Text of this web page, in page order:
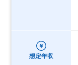
想定年収